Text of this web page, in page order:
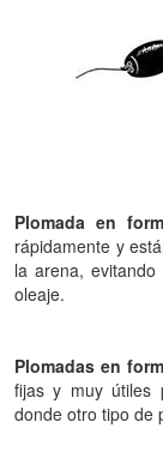
Plomada en
rápidamente y
la arena,
oleaje.
Plomadas en
fijas y muy útiles
donde otro tipo de